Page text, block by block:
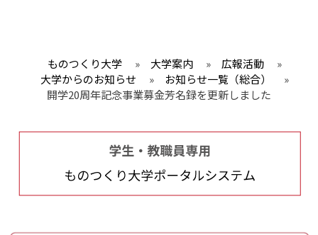
ものつくり大学 » 大学案内 » 広報活動
»
大学からのお知らせ
» お知らせ一覧（総合）
»
開学20周年記念事業募金芳名録を更新しました